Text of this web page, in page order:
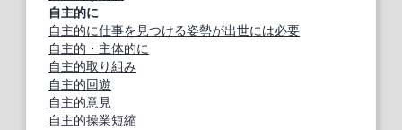
自主的に
自主的に仕事を見つける姿勢が出世には必要
自主的・主体的に
自主的取り組み
自主的回遊
自主的意見
自主的操業短縮